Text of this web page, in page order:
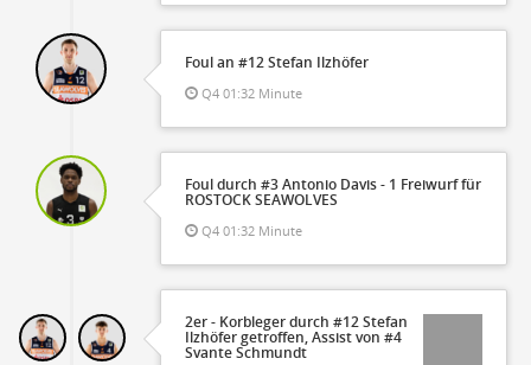
Foul an #12 Stefan Ilzhöfer
Q4 01:32 Minute
Foul durch #3 Antonio Davis - 1 Freiwurf für
ROSTOCK SEAWOLVES
Q4 01:32 Minute
2er - Korbleger durch #12 Stefan
Ilzhöfer getroffen, Assist von #4
Svante Schmundt